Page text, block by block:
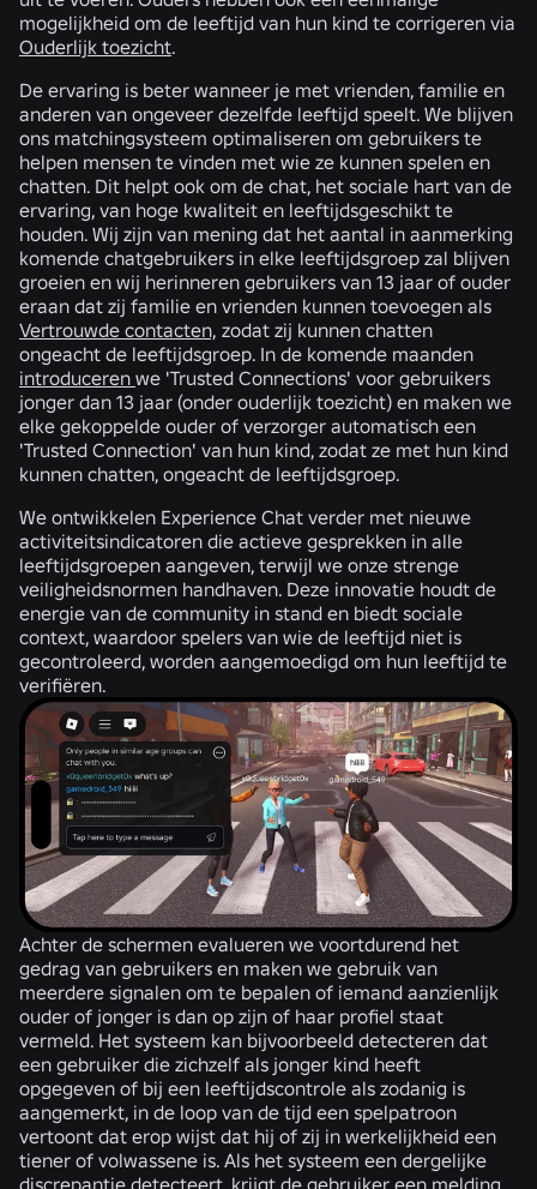
mogelijkheid om de leeftijd van hun kind te corrigeren via
Ouderlijk toezicht.
De ervaring is beter wanneer je met vrienden, familie en
anderen van ongeveer dezelfde leeftijd speelt. We blijven
ons matchingsysteem optimaliseren om gebruikers te
helpen mensen te vinden met wie ze kunnen spelen en
chatten. Dit helpt ook om de chat, het sociale hart van de
ervaring, van hoge kwaliteit en leeftijdsgeschikt te
houden. Wij zijn van mening dat het aantal in aanmerking
komende chatgebruikers in elke leeftijdsgroep zal blijven
groeien en wij herinneren gebruikers van 13 jaar of ouder
eraan dat zij familie en vrienden kunnen toevoegen als
Vertrouwde contacten, zodat zij kunnen chatten
ongeacht de leeftijdsgroep. In de komende maanden
introduceren we 'Trusted Connections' voor gebruikers
jonger dan 13 jaar (onder ouderlijk toezicht) en maken we
elke gekoppelde ouder of verzorger automatisch een
'Trusted Connection' van hun kind, zodat ze met hun kind
kunnen chatten, ongeacht de leeftijdsgroep.
We ontwikkelen Experience Chat verder met nieuwe
activiteitsindicatoren die actieve gesprekken in alle
leeftijdsgroepen aangeven, terwijl we onze strenge
veiligheidsnormen handhaven. Deze innovatie houdt de
energie van de community in stand en biedt sociale
context, waardoor spelers van wie de leeftijd niet is
gecontroleerd, worden aangemoedigd om hun leeftijd te
verifiëren.
Achter de schermen evalueren we voortdurend het
gedrag van gebruikers en maken we gebruik van
meerdere signalen om te bepalen of iemand aanzienlijk
ouder of jonger is dan op zijn of haar profiel staat
vermeld. Het systeem kan bijvoorbeeld detecteren dat
een gebruiker die zichzelf als jonger kind heeft
opgegeven of bij een leeftijdscontrole als zodanig is
aangemerkt, in de loop van de tijd een spelpatroon
vertoont dat erop wijst dat hij of zij in werkelijkheid een
tiener of volwassene is. Als het systeem een dergelijke